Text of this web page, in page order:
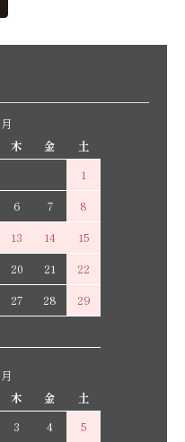
木 金
土
1
6 7
8
13 14
15
20 21
22
27 28
29
木 金
土
3 4
5